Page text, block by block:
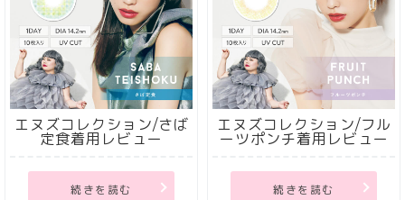
エヌズコレクション/さば
定食着用レビュー
続きを読む
エヌズコレクション/フル
ーツポンチ着用レビュー
続きを読む